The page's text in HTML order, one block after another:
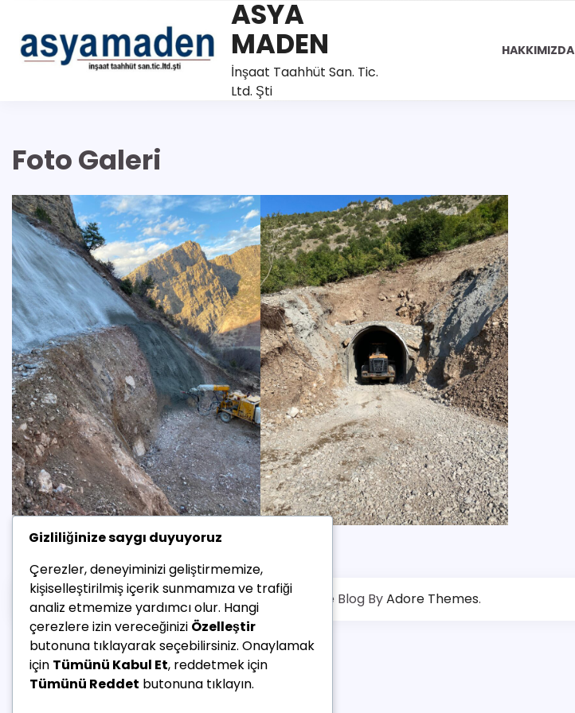
content
ASYA
MADEN
İnşaat Taahhüt San. Tic.
Ltd. Şti
HAKKIMIZDA
Foto Galeri
Copyright © 2026ASYA MADENTheme: Complete Blog ByAdore Themes.
Gizliliğinize saygı duyuyoruz
Çerezler, deneyiminizi geliştirmemize,
kişiselleştirilmiş içerik sunmamıza ve trafiği
analiz etmemize yardımcı olur. Hangi
çerezlere izin vereceğinizi Özelleştir
butonuna tıklayarak seçebilirsiniz. Onaylamak
için Tümünü Kabul Et, reddetmek için
Tümünü Reddet butonuna tıklayın.